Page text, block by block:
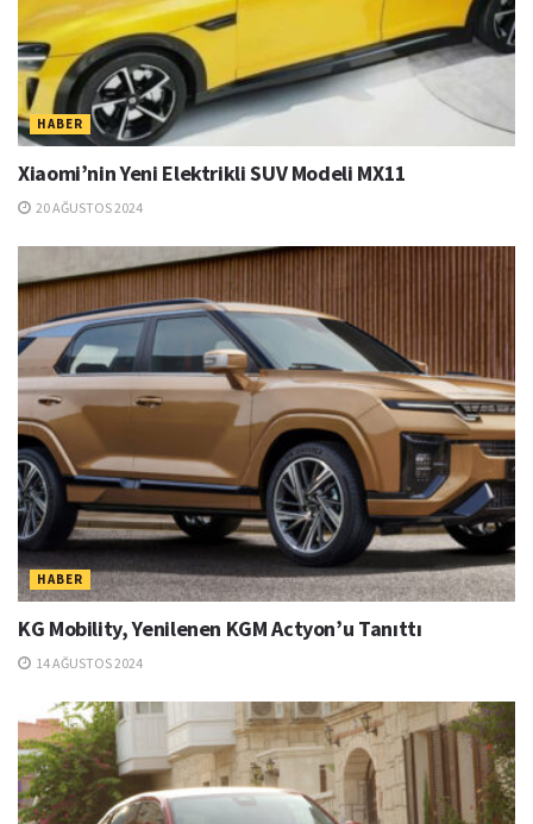
HABER
Xiaomi’nin Yeni Elektrikli SUV Modeli MX11
20 AĞUSTOS 2024
HABER
KG Mobility, Yenilenen KGM Actyon’u Tanıttı
14 AĞUSTOS 2024